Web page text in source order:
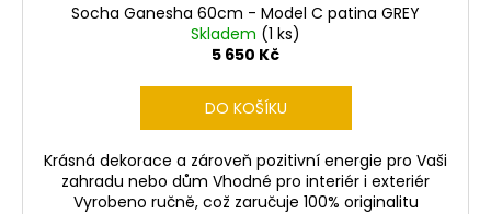
Socha Ganesha 60cm - Model C patina GREY
Skladem (1 ks)
5 650 Kč
DO KOŠÍKU
Krásná dekorace a zároveň pozitivní energie pro Vaši
zahradu nebo dům Vhodné pro interiér i exteriér
Vyrobeno ručně, což zaručuje 100% originalitu